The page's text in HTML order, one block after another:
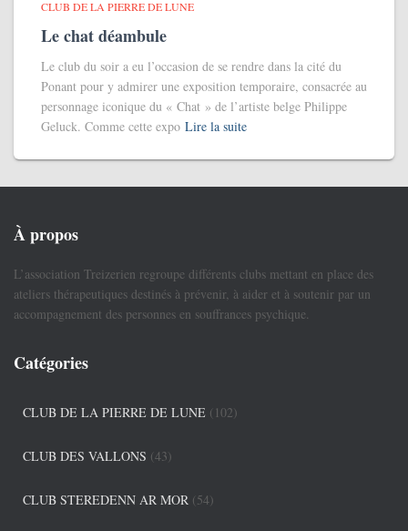
CLUB DE LA PIERRE DE LUNE
Le chat déambule
Le club du soir a eu l’occasion de se rendre dans la cité du
Ponant pour y admirer une exposition temporaire, consacrée au
personnage iconique du « Chat » de l’artiste belge Philippe
Geluck. Comme cette expo Lire la suite
À propos
L’association Treizerien regroupe différents clubs mettant en place des
ateliers thérapeutiques destinés à prévenir, à aider et à soutenir par un
accompagnement des personnes en souffrances psychique.
Catégories
CLUB DE LA PIERRE DE LUNE (102)
CLUB DES VALLONS (43)
CLUB STEREDENN AR MOR (54)